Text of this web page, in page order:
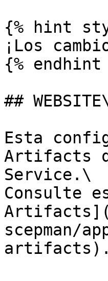
{% hint
¡Los
{% endhint
##
Esta
Artifacts
Service.\
Consulte
scepman/
artifacts).